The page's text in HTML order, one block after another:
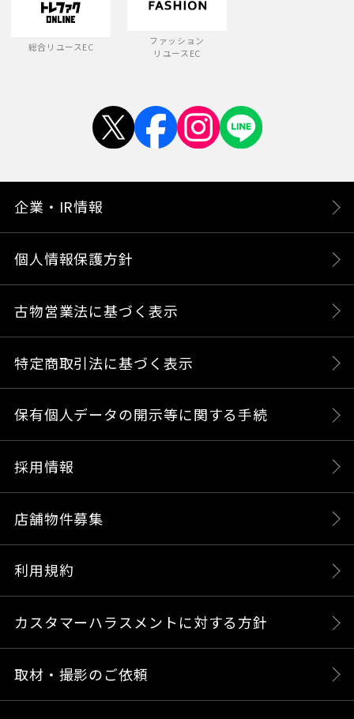
総合リユースEC
ファッション
リユースEC
企業・IR情報
個人情報保護方針
古物営業法に基づく表示
特定商取引法に基づく表示
保有個人データの開示等に関する手続
採用情報
店舗物件募集
利用規約
カスタマーハラスメントに対する方針
取材・撮影のご依頼